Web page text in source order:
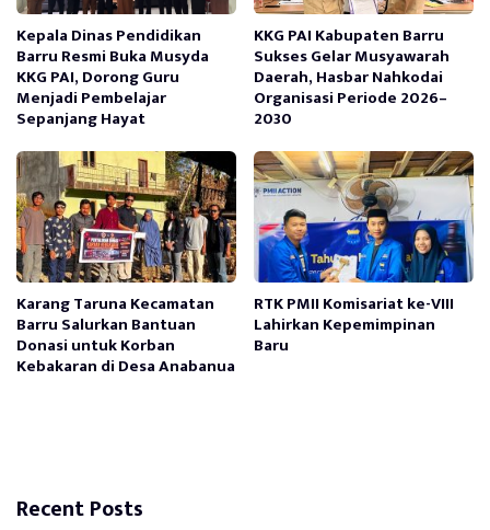
Kepala Dinas Pendidikan
Barru Resmi Buka Musyda
KKG PAI, Dorong Guru
Menjadi Pembelajar
Sepanjang Hayat
KKG PAI Kabupaten Barru
Sukses Gelar Musyawarah
Daerah, Hasbar Nahkodai
Organisasi Periode 2026–
2030
Karang Taruna Kecamatan
Barru Salurkan Bantuan
Donasi untuk Korban
Kebakaran di Desa Anabanua
RTK PMII Komisariat ke-VIII
Lahirkan Kepemimpinan
Baru
Recent Posts